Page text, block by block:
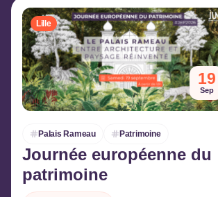
19
Sep
Lille
Palais Rameau Patrimoine
Journée européenne du
patrimoine
À l’occasion de la Journée du Patrimoine, venez